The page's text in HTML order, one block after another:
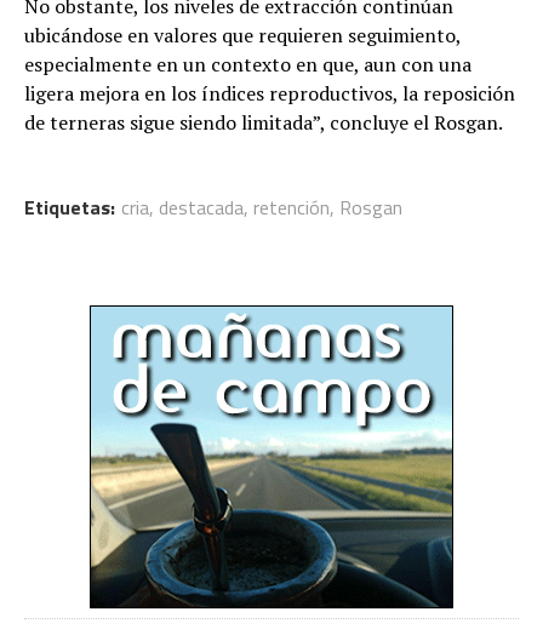
No obstante, los niveles de extracción continúan
ubicándose en valores que requieren seguimiento,
especialmente en un contexto en que, aun con una
ligera mejora en los índices reproductivos, la reposición
de terneras sigue siendo limitada”, concluye el Rosgan.
Etiquetas: cria, destacada, retención, Rosgan